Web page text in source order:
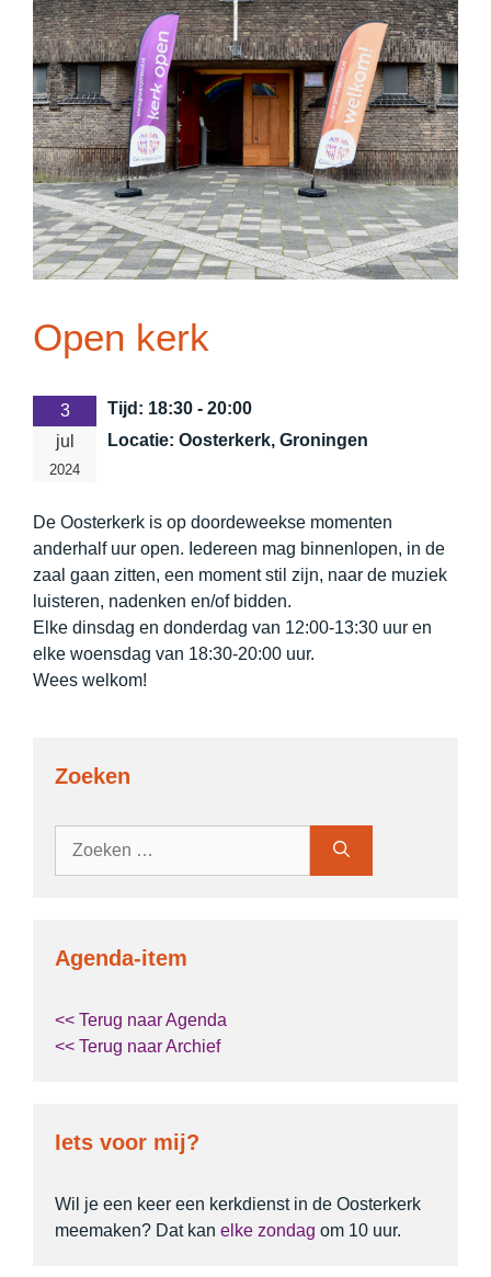
Open kerk
3
jul
2024
Tijd: 18:30 - 20:00
Locatie: Oosterkerk, Groningen
De Oosterkerk is op doordeweekse momenten
anderhalf uur open. Iedereen mag binnenlopen, in de
zaal gaan zitten, een moment stil zijn, naar de muziek
luisteren, nadenken en/of bidden.
Elke dinsdag en donderdag van 12:00-13:30 uur en
elke woensdag van 18:30-20:00 uur.
Wees welkom!
Zoeken
Agenda-item
<< Terug naar Agenda
<< Terug naar Archief
Iets voor mij?
Wil je een keer een kerkdienst in de Oosterkerk
meemaken? Dat kan elke zondag om 10 uur.